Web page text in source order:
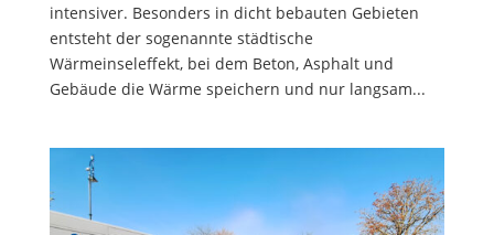
intensiver. Besonders in dicht bebauten Gebieten
entsteht der sogenannte städtische
Wärmeinseleffekt, bei dem Beton, Asphalt und
Gebäude die Wärme speichern und nur langsam...